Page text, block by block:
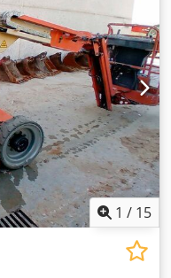
1 / 15